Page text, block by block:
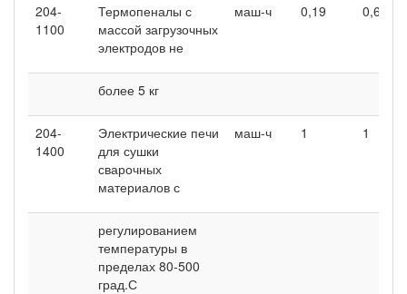
204-
1100
Термопеналы с
массой загрузочных
электродов не
маш-ч 0,19 0,62
более 5 кг
204-
1400
Электрические печи
для сушки
сварочных
материалов с
маш-ч 1 1
регулированием
температуры в
пределах 80-500
град.С